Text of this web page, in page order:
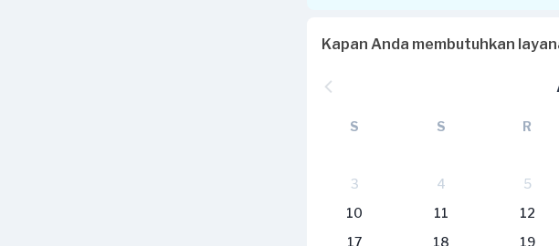
Kapan Anda membutuhkan
S S R
3
4 5
10
11 12
17
18 19